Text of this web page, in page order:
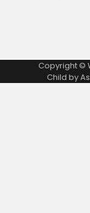
Copyright ©
Child by